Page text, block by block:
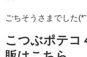
ごちそうさまでした
こつぶポテコ